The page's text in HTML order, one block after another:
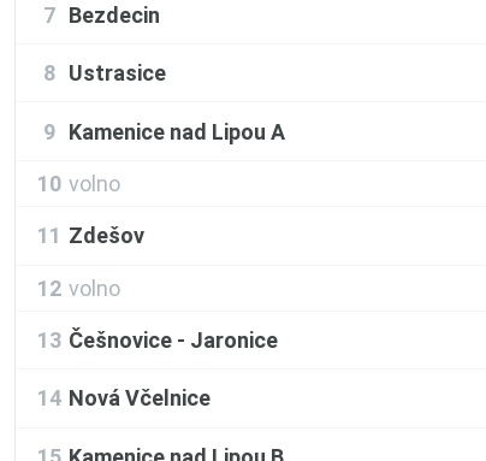
7 Bezdecin
8 Ustrasice
9 Kamenice nad Lipou A
10 volno
11 Zdešov
12 volno
13 Češnovice - Jaronice
14 Nová Včelnice